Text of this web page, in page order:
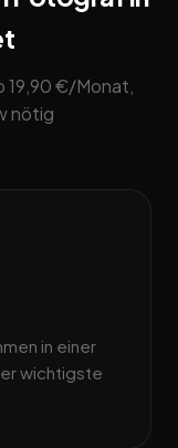
19,90 €/Monat,
nötig
in einer
wichtigste